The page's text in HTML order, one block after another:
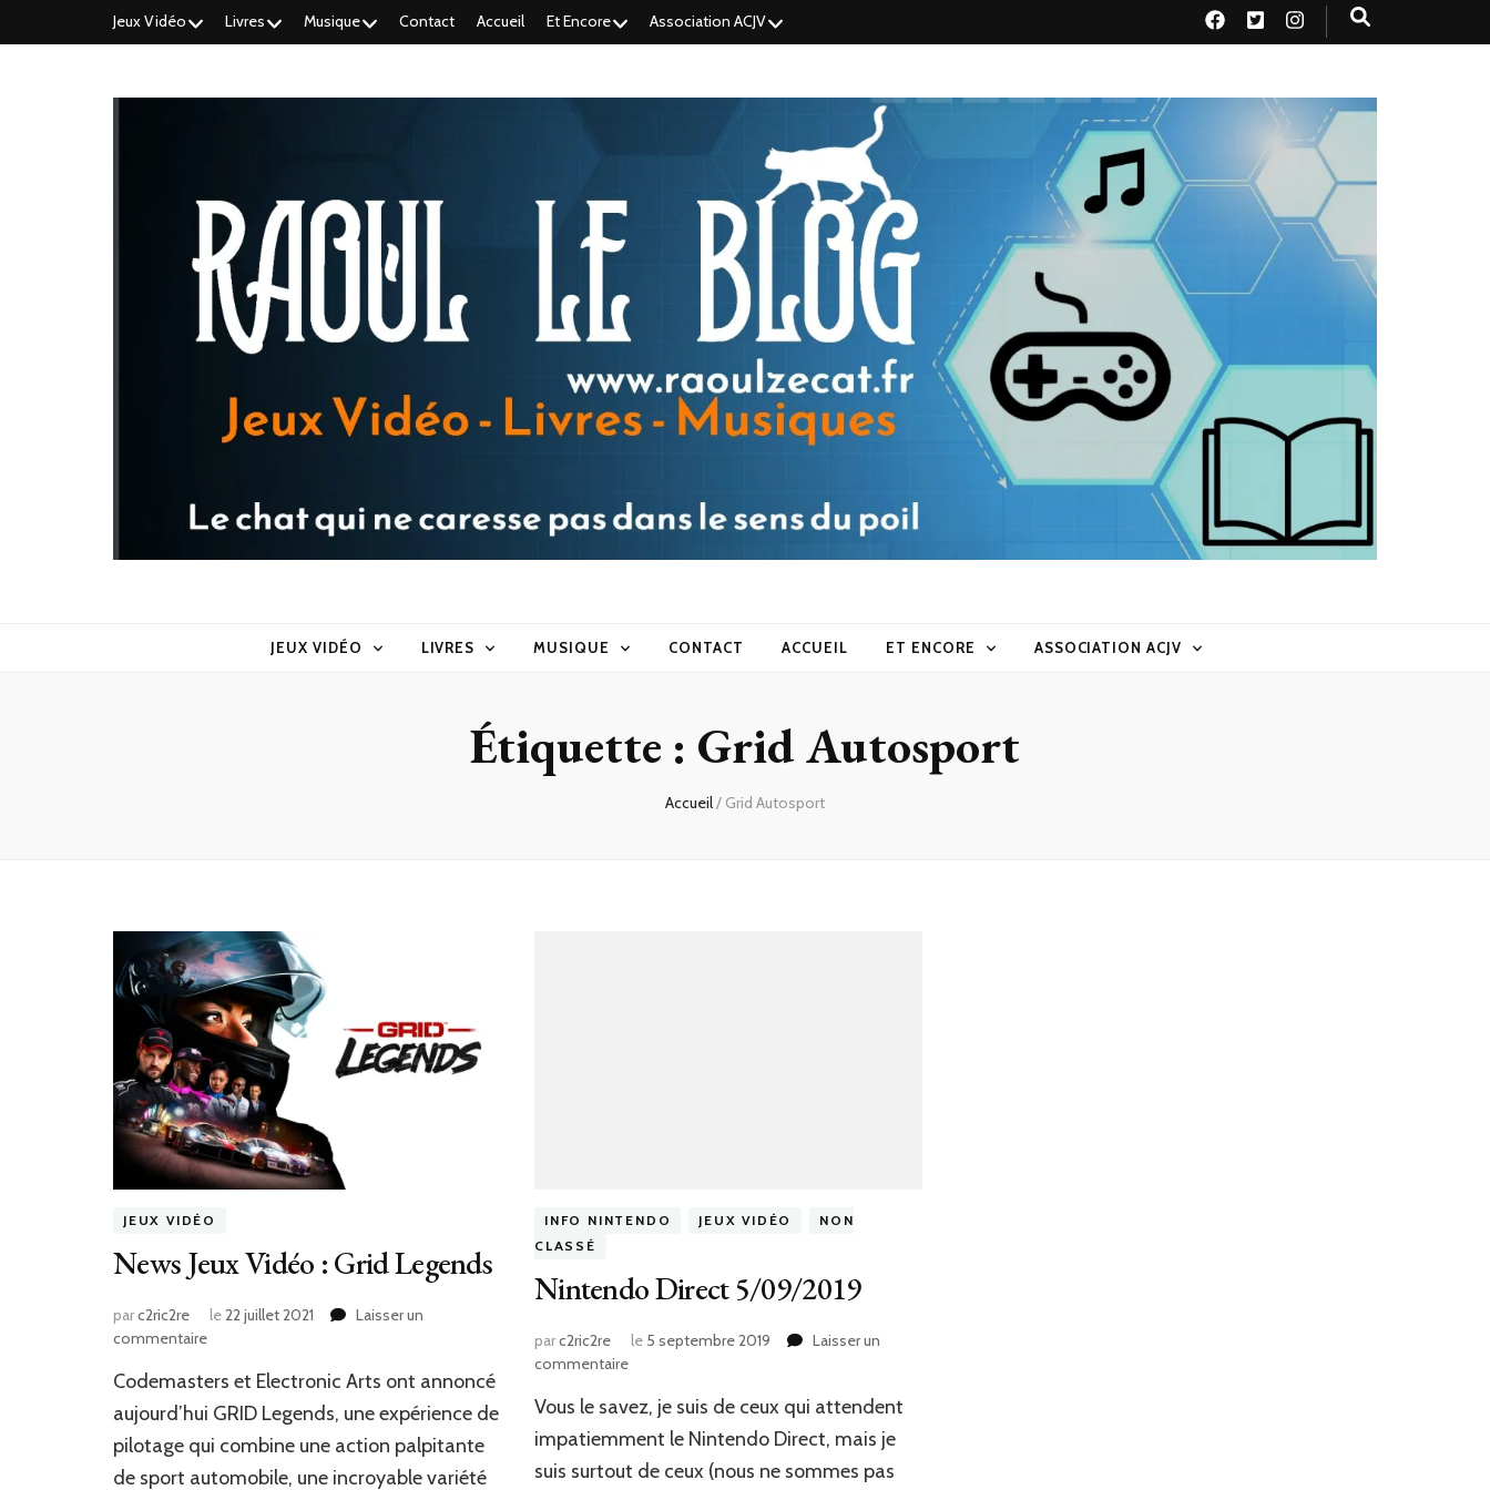
Jeux Vidéo Livres Musique Contact Accueil Et Encore Association ACJV
Raoul le blog
JEUX VIDÉO LIVRES MUSIQUE CONTACT ACCUEIL ET ENCORE ASSOCIATION ACJV
Étiquette : Grid Autosport
Accueil/ Grid Autosport
JEUX VIDÉO
News Jeux Vidéo : Grid Legends
parc2ric2re le22 juillet 2021
Laisser un
commentairesur
Jeux
Vidéo
Grid
Legends
Codemasters et Electronic Arts ont annoncé
aujourd’hui GRID Legends, une expérience de
pilotage qui combine une action palpitante
de sport automobile, une incroyable variété
INFO NINTENDO JEUX VIDÉO
NON
CLASSÉ
Nintendo Direct 5/09/2019
parc2ric2re le 5 septembre 2019
Laisser un
commentairesur
Direct
5/09/2019
Vous le savez, je suis de ceux qui attendent
impatiemment le Nintendo Direct, mais je
suis surtout de ceux (nous ne sommes pas